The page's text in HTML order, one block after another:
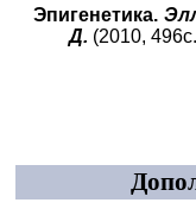
Эпигенетика.
Д. (2010,